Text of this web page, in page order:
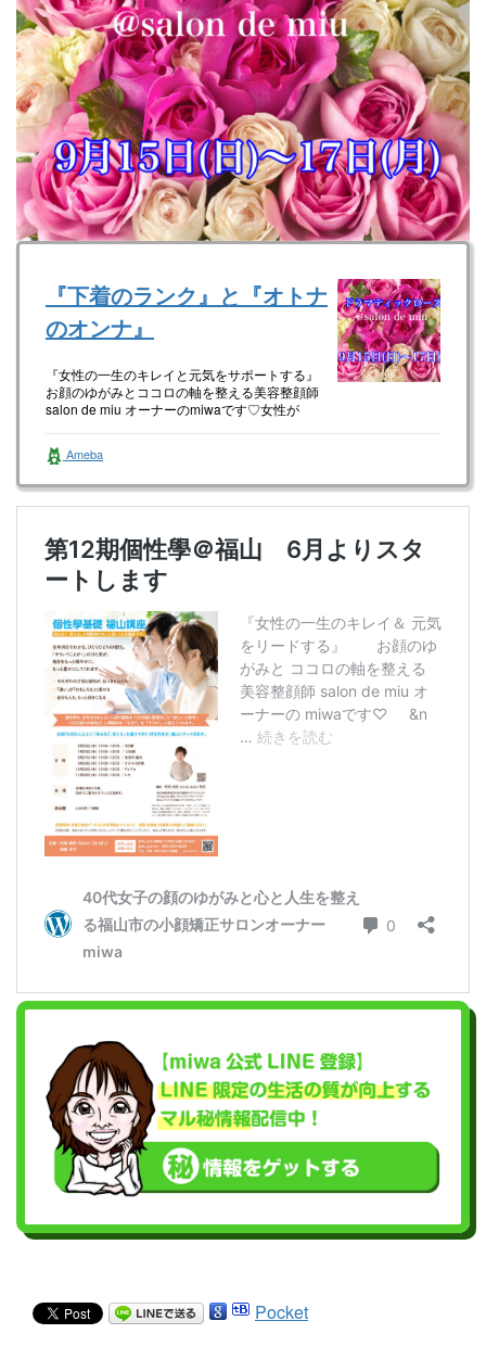
『下着のランク』と『オトナ
のオンナ』
『女性の一生のキレイと元気をサポートする』
お顔のゆがみとココロの軸を整える美容整顔師
salon de miu オーナーのmiwaです♡女性が
Ameba
Pocket